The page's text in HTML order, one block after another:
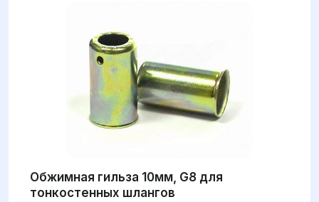
Обжимная гильза 10мм, G8 для
тонкостенных шлангов